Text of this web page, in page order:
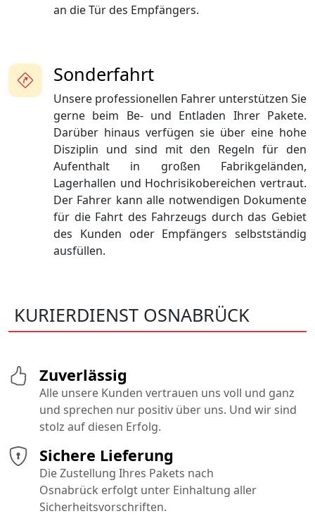
Sonderfahrt
Unsere professionellen Fahrer unterstützen Sie
gerne beim Be- und Entladen Ihrer Pakete.
Darüber hinaus verfügen sie über eine hohe
Disziplin und sind mit den Regeln für den
Aufenthalt in großen Fabrikgeländen,
Lagerhallen und Hochrisikobereichen vertraut.
Der Fahrer kann alle notwendigen Dokumente
für die Fahrt des Fahrzeugs durch das Gebiet
des Kunden oder Empfängers selbstständig
ausfüllen.
an die Tür des Empfängers.
KURIERDIENST OSNABRÜCK
Sichere Lieferung
Die Zustellung Ihres Pakets nach
Osnabrück erfolgt unter Einhaltung aller
Sicherheitsvorschriften.
Zuverlässig
Alle unsere Kunden vertrauen uns voll und ganz
und sprechen nur positiv über uns. Und wir sind
stolz auf diesen Erfolg.